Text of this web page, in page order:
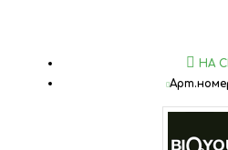
НА